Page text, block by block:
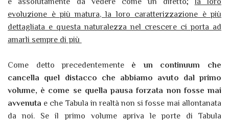
evoluzione è più matura, la loro caratterizzazione è più
dettagliata e questa naturalezza nel crescere ci porta ad
amarli sempre di più
Come detto precedentemente è un continuum che
cancella quel distacco che abbiamo avuto dal primo
volume, è come se quella pausa forzata non fosse mai
avvenuta e che Tabula in realtà non si fosse mai allontanata
da noi. Se il primo volume apriva le porte di Tabula